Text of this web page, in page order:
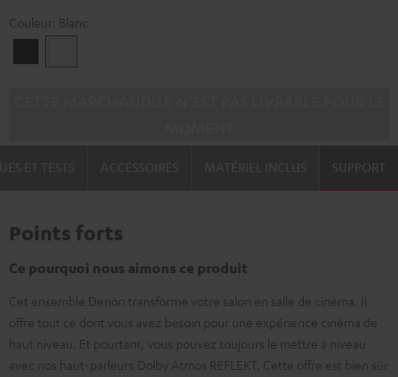
Couleur: Blanc
SUPPORT
Points forts
Ce pourquoi nous aimons ce produit
Cet ensemble Denon transforme votre salon en salle de cinéma. Il
offre tout ce dont vous avez besoin pour une expérience cinéma de
haut niveau. Et pourtant, vous pouvez toujours le mettre à niveau
avec nos haut-parleurs Dolby Atmos REFLEKT. Cette offre est bien sûr